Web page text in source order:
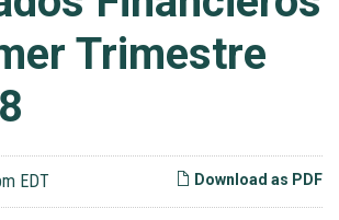
Trimestre
Download as PDF
EDT